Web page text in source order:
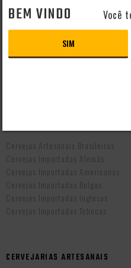
Perguntas Frequentes
Mapa do Site
Formas de Pagamento
Taxas de Entrega
CERVEJAS POR PAÍS
Cervejas Artesanais Brasileiras
Cervejas Importadas Alemãs
Cervejas Importadas Americanas
Cervejas Importadas Belgas
Cervejas Importadas Inglesas
Cervejas Importadas Tchecas
CERVEJARIAS ARTESANAIS
BEM VINDO Você
SIM